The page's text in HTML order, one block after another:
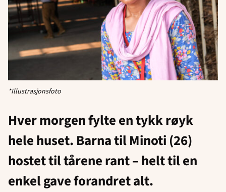
*Illustrasjonsfoto
Hver morgen fylte en tykk røyk
hele huset. Barna til Minoti (26)
hostet tiltårene rant – helt til en
enkel gave forandret alt.